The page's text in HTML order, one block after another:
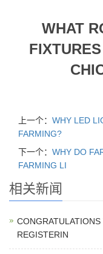
WHAT
上一个： WHY LED
FARMING?
下一个： WHY DO
FARMING LI
相关新闻
REGISTERIN